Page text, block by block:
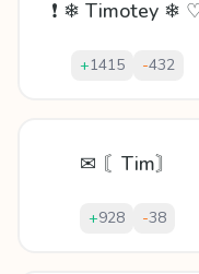
❗ ❄ Timotey ❄
+1415 -432
✉ 〘Tim〙
+928 -38